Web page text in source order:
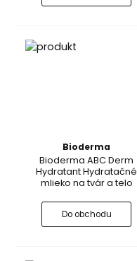
Bioderma
Bioderma ABC Derm
Hydratant Hydratačné
mlieko na tvár a telo
Do obchodu